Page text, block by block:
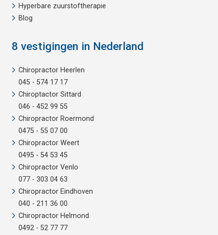
Hyperbare zuurstoftherapie
Blog
8 vestigingen in Nederland
Chiropractor Heerlen
045 - 574 17 17
Chiroptactor Sittard
046 - 452 99 55
Chiropractor Roermond
0475 - 55 07 00
Chiropractor Weert
0495 - 54 53 45
Chiropractor Venlo
077 - 303 04 63
Chiropractor Eindhoven
040 - 211 36 00
Chiropractor Helmond
0492 - 52 77 77